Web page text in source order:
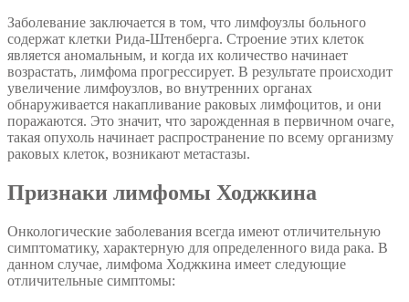
Заболевание заключается в том, что лимфоузлы больного
содержат клетки Рида-Штенберга. Строение этих клеток
является аномальным, и когда их количество начинает
возрастать, лимфома прогрессирует. В результате происходит
увеличение лимфоузлов, во внутренних органах
обнаруживается накапливание раковых лимфоцитов, и они
поражаются. Это значит, что зарожденная в первичном очаге,
такая опухоль начинает распространение по всему организму
раковых клеток, возникают метастазы.
Признаки лимфомы Ходжкина
Онкологические заболевания всегда имеют отличительную
симптоматику, характерную для определенного вида рака. В
данном случае, лимфома Ходжкина имеет следующие
отличительные симптомы: